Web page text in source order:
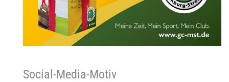
Social-Media-Motiv